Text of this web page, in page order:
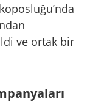
ve ortak bir